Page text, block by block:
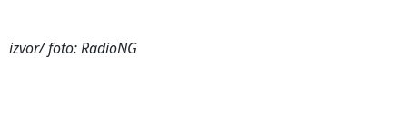
izvor/ foto: RadioNG